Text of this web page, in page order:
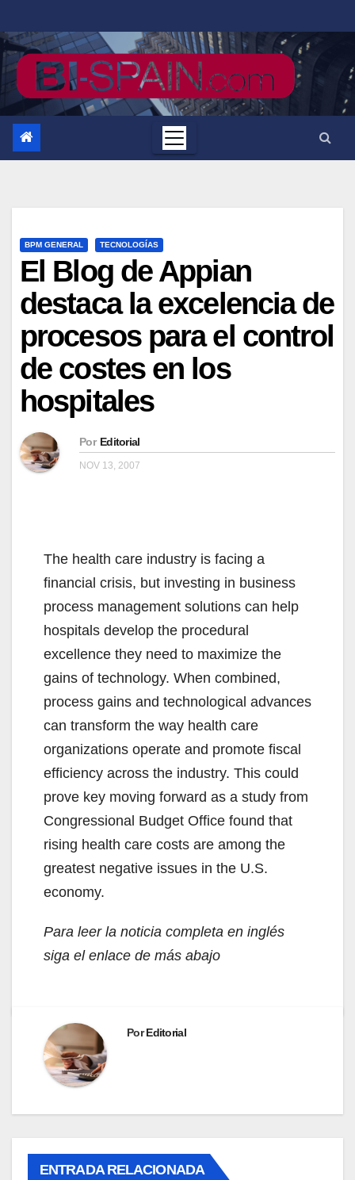
al
contenido
BPM GENERAL TECNOLOGÍAS
El Blog de Appian
destaca la excelencia de
procesos para el control
de costes en los
hospitales
Por Editorial
NOV 13, 2007
The health care industry is facing a
financial crisis, but investing in business
process management solutions can help
hospitals develop the procedural
excellence they need to maximize the
gains of technology. When combined,
process gains and technological advances
can transform the way health care
organizations operate and promote fiscal
efficiency across the industry. This could
prove key moving forward as a study from
Congressional Budget Office found that
rising health care costs are among the
greatest negative issues in the U.S.
economy.
Para leer la noticia completa en inglés
siga el enlace de más abajo
PorEditorial
ENTRADA RELACIONADA